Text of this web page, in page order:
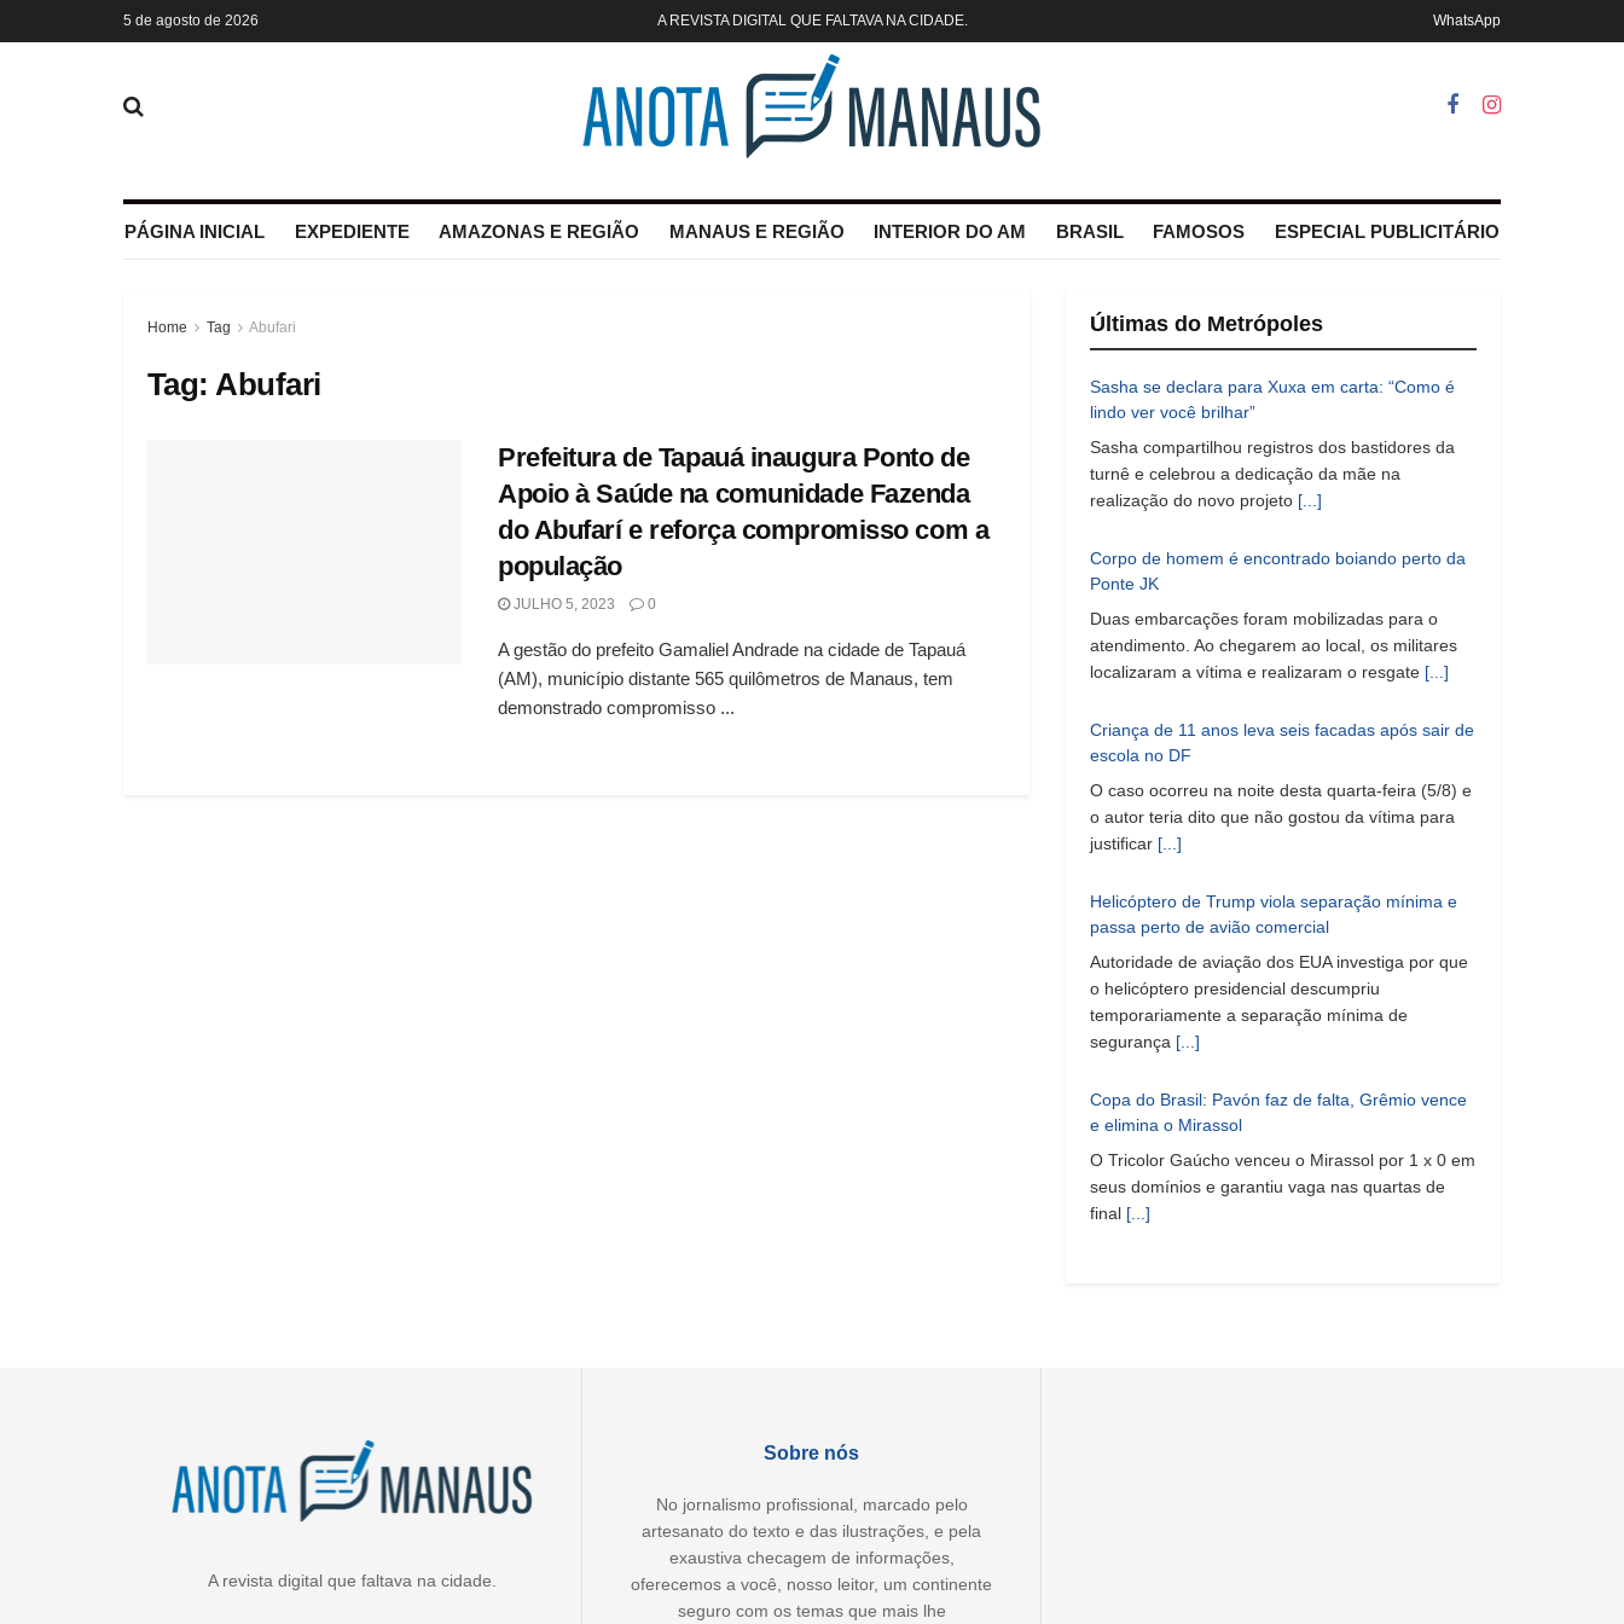
5 de agosto de 2026 A REVISTA DIGITAL QUE FALTAVA NA CIDADE. WhatsApp
PÁGINA INICIAL EXPEDIENTE AMAZONAS E REGIÃO MANAUS E REGIÃO INTERIOR DO AM BRASIL FAMOSOS ESPECIAL PUBLICITÁRIO
Home Tag Abufari
Tag:Abufari
Prefeitura de Tapauá inaugura Ponto de
Apoio à Saúde na comunidade Fazenda
do Abufarí e reforça compromisso com a
população
JULHO 5, 2023 0
A gestão do prefeito Gamaliel Andrade na cidade de Tapauá
(AM), município distante 565 quilômetros de Manaus, tem
demonstrado compromisso ...
Últimas do Metrópoles
Sasha se declara para Xuxa em carta: “Como é
lindo ver você brilhar”
Sasha compartilhou registros dos bastidores da
turnê e celebrou a dedicação da mãe na
realização do novo projeto [...]
Corpo de homem é encontrado boiando perto da
Ponte JK
Duas embarcações foram mobilizadas para o
atendimento. Ao chegarem ao local, os militares
localizaram a vítima e realizaram o resgate [...]
Criança de 11 anos leva seis facadas após sair de
escola no DF
O caso ocorreu na noite desta quarta-feira (5/8) e
o autor teria dito que não gostou da vítima para
justificar [...]
Helicóptero de Trump viola separação mínima e
passa perto de avião comercial
Autoridade de aviação dos EUA investiga por que
o helicóptero presidencial descumpriu
temporariamente a separação mínima de
segurança [...]
Copa do Brasil: Pavón faz de falta, Grêmio vence
e elimina o Mirassol
O Tricolor Gaúcho venceu o Mirassol por 1 x 0 em
seus domínios e garantiu vaga nas quartas de
final [...]
A revista digital que faltava na cidade.
Sobre nós
No jornalismo profissional, marcado pelo
artesanato do texto e das ilustrações, e pela
exaustiva checagem de informações,
oferecemos a você, nosso leitor, um continente
seguro com os temas que mais lhe